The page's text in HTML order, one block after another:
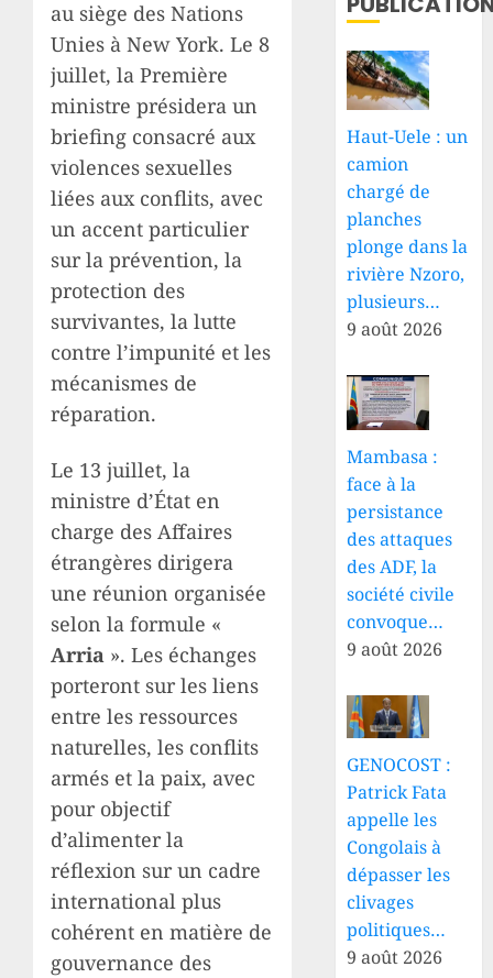
au siège des Nations
Unies à New York. Le 8
juillet, la Première
ministre présidera un
briefing consacré aux
violences sexuelles
liées aux conflits, avec
un accent particulier
sur la prévention, la
protection des
survivantes, la lutte
contre l’impunité et les
mécanismes de
réparation.
Le 13 juillet, la
ministre d’État en
charge des Affaires
étrangères dirigera
une réunion organisée
selon la formule «
Arria ». Les échanges
porteront sur les liens
entre les ressources
naturelles, les conflits
armés et la paix, avec
pour objectif
d’alimenter la
réflexion sur un cadre
international plus
cohérent en matière de
gouvernance des
Haut-Uele : un
camion
chargé de
planches
plonge dans la
rivière Nzoro,
plusieurs…
9 août 2026
Mambasa :
face à la
persistance
des attaques
des ADF, la
société civile
convoque…
9 août 2026
GENOCOST :
Patrick Fata
appelle les
Congolais à
dépasser les
clivages
politiques…
9 août 2026